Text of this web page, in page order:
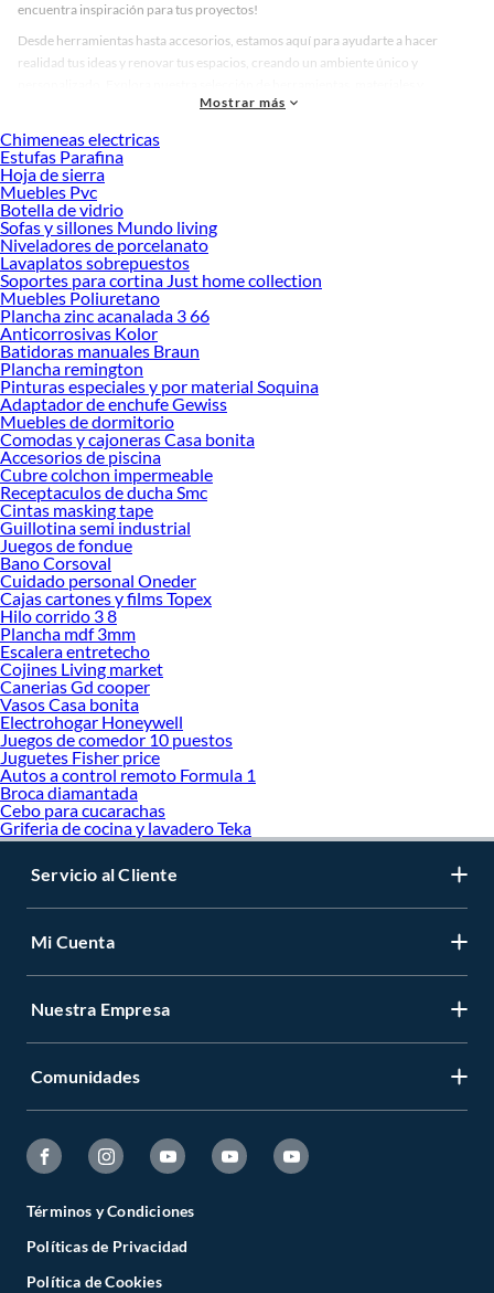
encuentra inspiración para tus proyectos!
Desde herramientas hasta accesorios, estamos aquí para ayudarte a hacer
realidad tus ideas y renovar tus espacios, creando un ambiente único y
accesorios de calidad que te ayudarán a crear un espacio más tú.
Desde remodelaciones hasta proyectos de decoración, estamos aquí para hacer
tus ideas realidad. ¡Visítanos y encuentra todo lo que tenemos para ofrecerte en
Muebles de comedor!
Explora la variedad de productos de Muebles de comedor en Sodimac
Herramientas, materiales y accesorios de calidad para tus proyectos y
renovación de espacios. ¡Visítanos y descubre todo lo que tenemos para
ofrecerte!
Encuentra una amplia variedad de productos de Muebles de comedor en
Sodimac. Encuentra todo lo necesario para tus proyectos de renovación y
decoración. ¡Visítanos y haz tus ideas realidad!
Mostrar más
Chimeneas electricas
Estufas Parafina
Hoja de sierra
Muebles Pvc
Botella de vidrio
Sofas y sillones Mundo living
Niveladores de porcelanato
Lavaplatos sobrepuestos
Soportes para cortina Just home collection
Muebles Poliuretano
Plancha zinc acanalada 3 66
Anticorrosivas Kolor
Batidoras manuales Braun
Plancha remington
Pinturas especiales y por material Soquina
Adaptador de enchufe Gewiss
Muebles de dormitorio
Comodas y cajoneras Casa bonita
Accesorios de piscina
Cubre colchon impermeable
Receptaculos de ducha Smc
Cintas masking tape
Guillotina semi industrial
Juegos de fondue
Bano Corsoval
Cuidado personal Oneder
Cajas cartones y films Topex
Hilo corrido 3 8
Plancha mdf 3mm
Escalera entretecho
Cojines Living market
Canerias Gd cooper
Vasos Casa bonita
Electrohogar Honeywell
Juegos de comedor 10 puestos
Juguetes Fisher price
Autos a control remoto Formula 1
Broca diamantada
Cebo para cucarachas
Griferia de cocina y lavadero Teka
Servicio al Cliente
Mi Cuenta
Nuestra Empresa
Comunidades
Términos y Condiciones
Políticas de Privacidad
Política de Cookies